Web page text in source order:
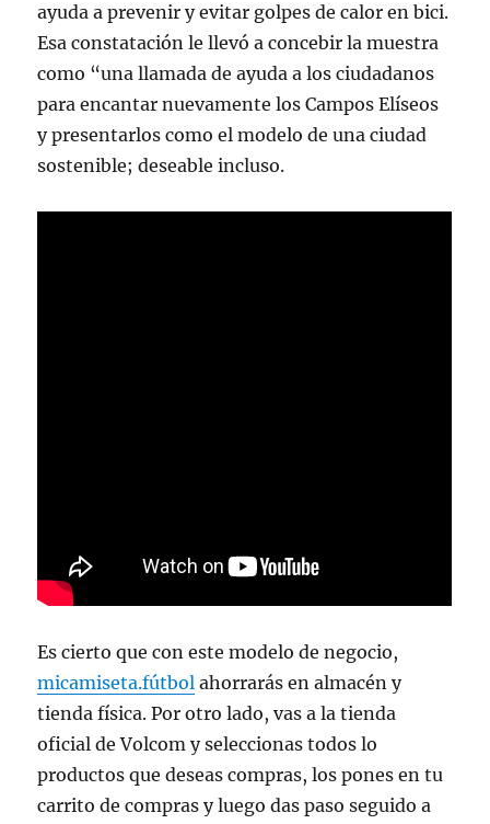
ayuda a prevenir y evitar golpes de calor en bici.
Esa constatación le llevó a concebir la muestra
como “una llamada de ayuda a los ciudadanos
para encantar nuevamente los Campos Elíseos
y presentarlos como el modelo de una ciudad
sostenible; deseable incluso.
Es cierto que con este modelo de negocio,
micamiseta.fútbol ahorrarás en almacén y
tienda física. Por otro lado, vas a la tienda
oficial de Volcom y seleccionas todos lo
productos que deseas compras, los pones en tu
carrito de compras y luego das paso seguido a